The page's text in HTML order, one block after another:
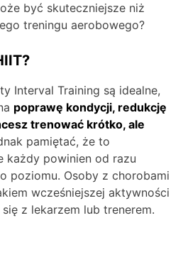
być skuteczniejsze niż
treningu aerobowego?
Interval Training są idealne,
poprawę kondycji, redukcję
trenować krótko, ale
pamiętać, że to
każdy powinien od razu
poziomu. Osoby z chorobami
wcześniejszej aktywności
z lekarzem lub trenerem.